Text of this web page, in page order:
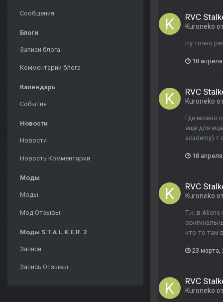
Сообщения
Блоги
Записи блога
Комментарии блога
Календарь
События
Новости
Новости
Новость Комментарии
Моды
Моды
Мод Отзывы
Моды S.T.A.L.K.E.R. 2
Записи
Запись Отзывы
RVC
Kuroneko
Ну точно
18
RVC
Kuroneko
Где можно
ещё для
academy) =
18
RVC
Kuroneko
Т.к. в Aliens
что-то там
23 марта,
RVC
Kuroneko